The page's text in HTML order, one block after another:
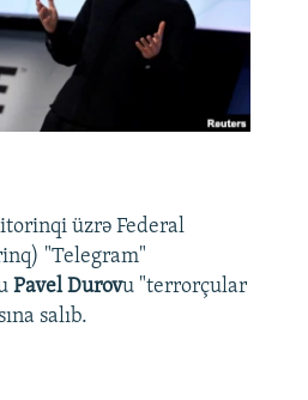
üzrə Federal
"Telegram"
Pavel Durovu "terrorçular
salıb.